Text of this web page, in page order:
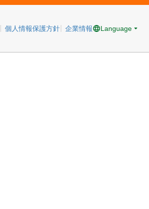
個人情報保護方針 企業情報 Language